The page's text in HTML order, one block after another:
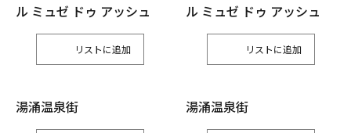
ル ミュゼ ドゥ アッシュ
リスト
ル ミュゼ ドゥ アッシュ
リスト
湯涌温泉街 湯涌温泉街